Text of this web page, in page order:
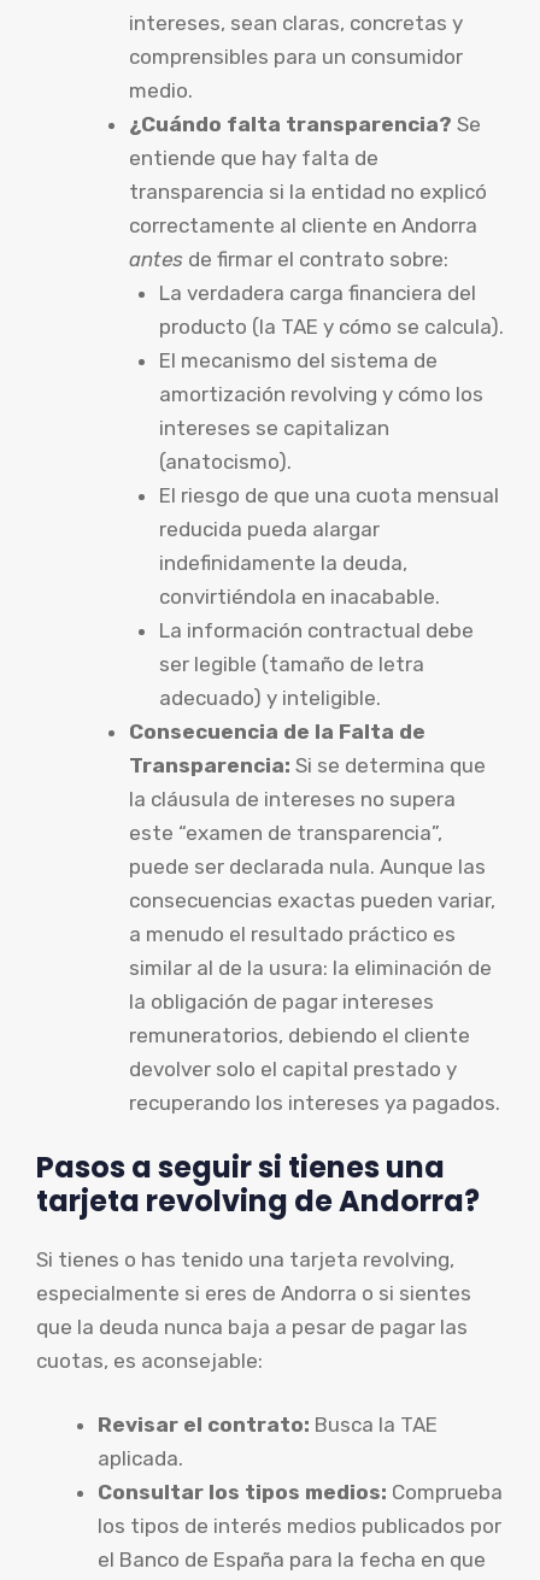
intereses, sean claras, concretas y
comprensibles para un consumidor
medio.
¿Cuándo falta transparencia? Se
entiende que hay falta de
transparencia si la entidad no explicó
correctamente al cliente en Andorra
antes de firmar el contrato sobre:
La verdadera carga financiera del
producto (la TAE y cómo se calcula).
El mecanismo del sistema de
amortización revolving y cómo los
intereses se capitalizan
(anatocismo).
El riesgo de que una cuota mensual
reducida pueda alargar
indefinidamente la deuda,
convirtiéndola en inacabable.
La información contractual debe
ser legible (tamaño de letra
adecuado) y inteligible.
Consecuencia de la Falta de
Transparencia: Si se determina que
la cláusula de intereses no supera
este “examen de transparencia”,
puede ser declarada nula. Aunque las
consecuencias exactas pueden variar,
a menudo el resultado práctico es
similar al de la usura: la eliminación de
la obligación de pagar intereses
remuneratorios, debiendo el cliente
devolver solo el capital prestado y
recuperando los intereses ya pagados.
Pasos a seguir si tienes una
tarjeta revolving de Andorra?
Si tienes o has tenido una tarjeta revolving,
especialmente si eres de Andorra o si sientes
que la deuda nunca baja a pesar de pagar las
cuotas, es aconsejable:
Revisar el contrato: Busca la TAE
aplicada.
Consultar los tipos medios: Comprueba
los tipos de interés medios publicados por
el Banco de España para la fecha en que